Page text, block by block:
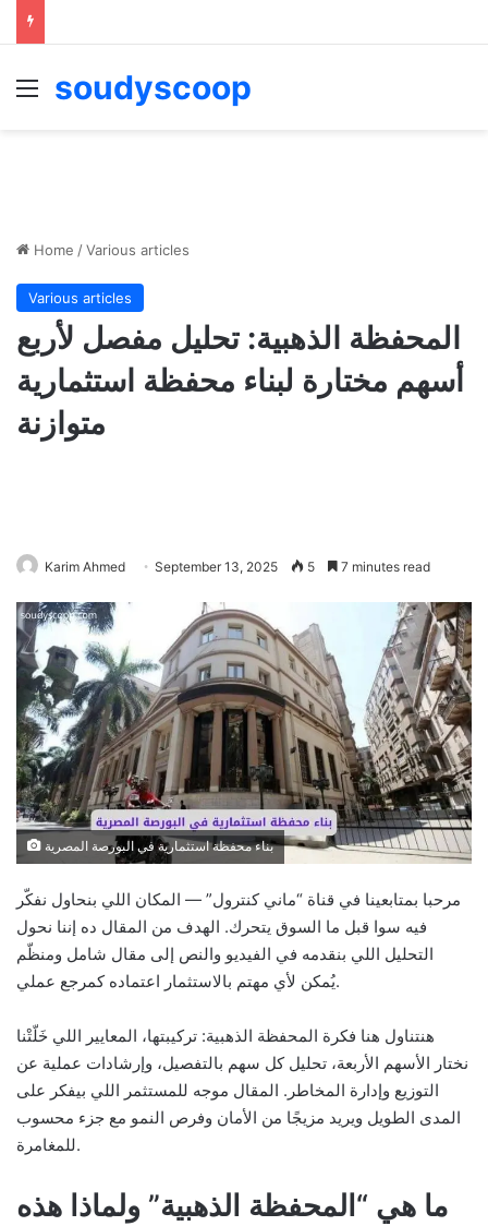
Menu
soudyscoop
Home /Various articles
Various articles
المحفظة الذهبية: تحليل مفصل لأربع
أسهم مختارة لبناء محفظة استثمارية
متوازنة
Karim Ahmed September 13, 2025 5 7 minutes read
بناء محفظة استثمارية في البورصة المصرية
مرحبا بمتابعينا في قناة “ماني كنترول” — المكان اللي بنحاول نفكّر
فيه سوا قبل ما السوق يتحرك. الهدف من المقال ده إننا نحول
التحليل اللي بنقدمه في الفيديو والنص إلى مقال شامل ومنظّم
يُمكن لأي مهتم بالاستثمار اعتماده كمرجع عملي.
هنتناول هنا فكرة المحفظة الذهبية: تركيبتها، المعايير اللي خَلّتْنا
نختار الأسهم الأربعة، تحليل كل سهم بالتفصيل، وإرشادات عملية عن
التوزيع وإدارة المخاطر. المقال موجه للمستثمر اللي بيفكر على
المدى الطويل ويريد مزيجًا من الأمان وفرص النمو مع جزء محسوب
للمغامرة.
ما هي “المحفظة الذهبية” ولماذا هذه